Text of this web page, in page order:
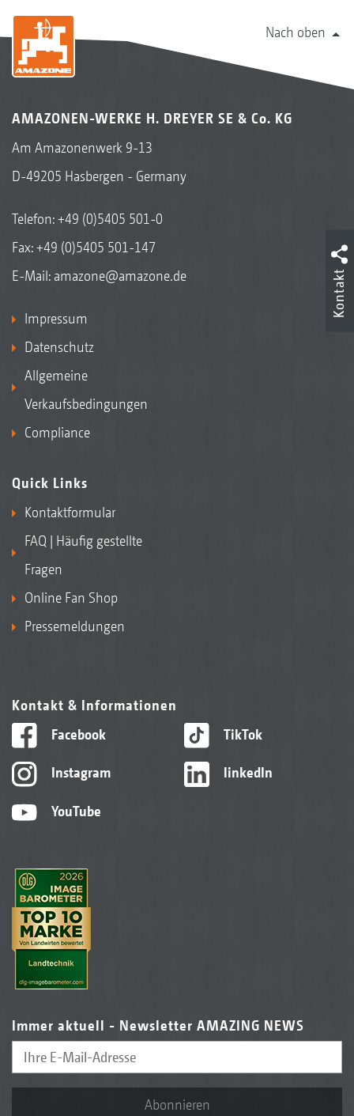
Nach oben
AMAZONEN-WERKE H. DREYER SE & Co. KG
Am Amazonenwerk 9-13
D-49205 Hasbergen - Germany
Telefon:+49 (0)5405 501-0
Fax: +49 (0)5405 501-147
E-Mail: amazone@amazone.de
Impressum
Datenschutz
Allgemeine
Verkaufsbedingungen
Compliance
Quick Links
Kontaktformular
FAQ | Häufig gestellte
Fragen
Online Fan Shop
Pressemeldungen
Kontakt & Informationen
Facebook
Instagram
YouTube
TikTok
linkedIn
Immer aktuell - Newsletter AMAZING NEWS
Abonnieren
Kontakt